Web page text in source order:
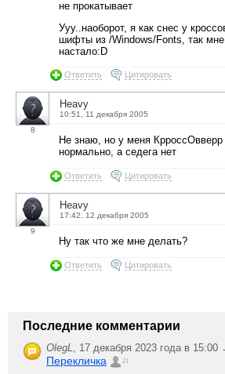
не прокатывает
Ууу..наоборот, я как снес у
шифты из /Windows/Fonts, так мне
настало:D
Ответить Цитировать
8
Heavy
10:51, 11 декабря 2005
Не знаю, но у меня КрроссОвверр
нормально, а седега нет
Ответить Цитировать
9
Heavy
17:42, 12 декабря 2005
Ну так что же мне делать?
Ответить Цитировать
Последние комментарии
OlegL 17 декабря 2023 года в 15:00
Перекличка 21